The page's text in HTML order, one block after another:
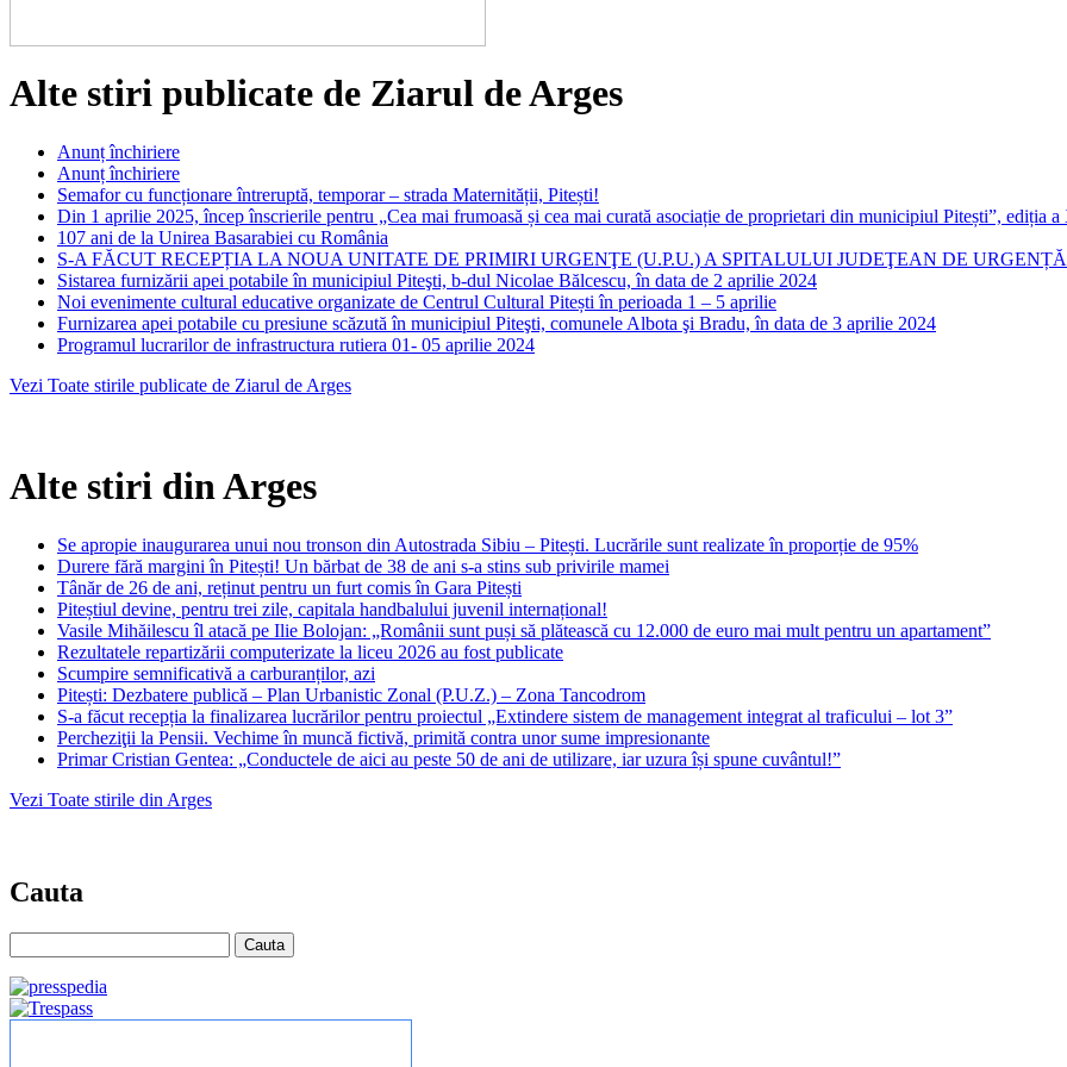
Alte stiri publicate de Ziarul de Arges
Anunț închiriere
Anunț închiriere
Semafor cu funcționare întreruptă, temporar – strada Maternității, Pitești!
Din 1 aprilie 2025, încep înscrierile pentru „Cea mai frumoasă și cea mai curată asociație de proprietari din municipiul Pitești”, ediția
107 ani de la Unirea Basarabiei cu România
S-A FĂCUT RECEPȚIA LA NOUA UNITATE DE PRIMIRI URGENŢE (U.P.U.) A SPITALULUI JUDEŢEAN DE
Sistarea furnizării apei potabile în municipiul Piteşti, b-dul Nicolae Bălcescu, în data de 2 aprilie 2024
Noi evenimente cultural educative organizate de Centrul Cultural Pitești în perioada 1 – 5 aprilie
Furnizarea apei potabile cu presiune scăzută în municipiul Piteşti, comunele Albota şi Bradu, în data de 3 aprilie 2024
Programul lucrarilor de infrastructura rutiera 01- 05 aprilie 2024
Vezi Toate stirile publicate de Ziarul de Arges
Alte stiri din Arges
Se apropie inaugurarea unui nou tronson din Autostrada Sibiu – Pitești. Lucrările sunt realizate în proporție de 95%
Durere fără margini în Pitești! Un bărbat de 38 de ani s-a stins sub privirile mamei
Tânăr de 26 de ani, reținut pentru un furt comis în Gara Pitești
Piteștiul devine, pentru trei zile, capitala handbalului juvenil internațional!
Vasile Mihăilescu îl atacă pe Ilie Bolojan: „Românii sunt puși să plătească cu 12.000 de euro mai mult pentru un apartament”
Rezultatele repartizării computerizate la liceu 2026 au fost publicate
Scumpire semnificativă a carburanților, azi
Pitești: Dezbatere publică – Plan Urbanistic Zonal (P.U.Z.) – Zona Tancodrom
S-a făcut recepția la finalizarea lucrărilor pentru proiectul „Extindere sistem de management integrat al traficului – lot 3”
Percheziţii la Pensii. Vechime în muncă fictivă, primită contra unor sume impresionante
Primar Cristian Gentea: „Conductele de aici au peste 50 de ani de utilizare, iar uzura își spune cuvântul!”
Vezi Toate stirile din Arges
Cauta